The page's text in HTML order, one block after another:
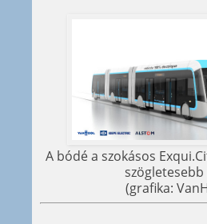
A bódé a szokásos
szögletesebb
(grafika: